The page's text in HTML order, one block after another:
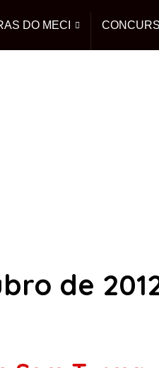
DO MECI
de